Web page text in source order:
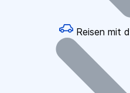
Reisen mit